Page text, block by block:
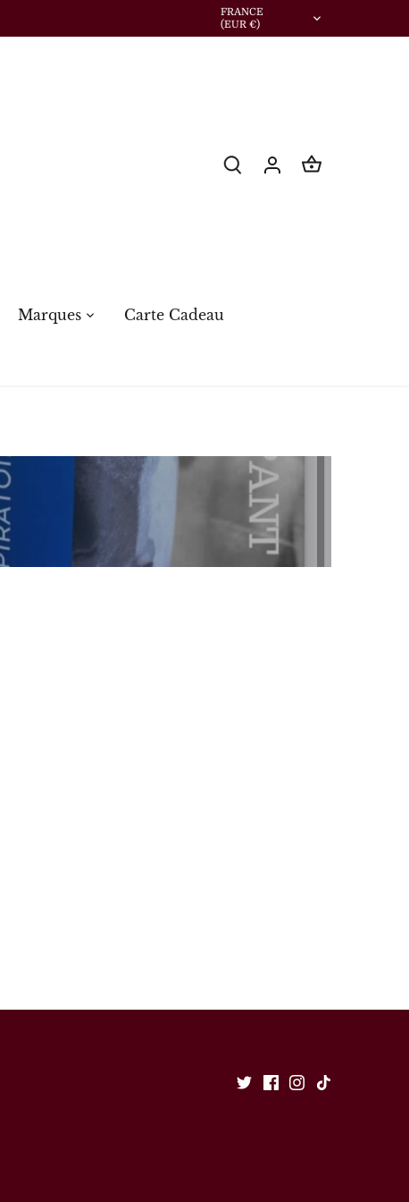
Devise
FRANCE
(EUR €)
Marques Carte Cadeau